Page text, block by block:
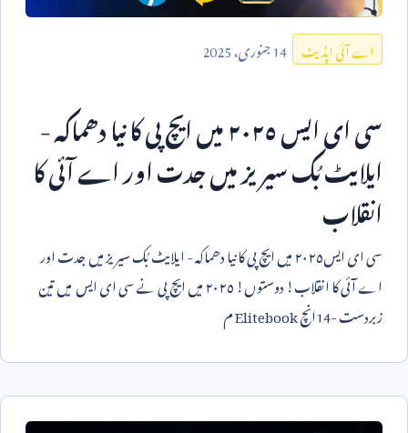
اے آئی اپڈیٹ 14جنوری،2025
سی ای ایس ٢٠٢٥ میں ایچ پی کا نیا دھماکہ -
ایلایٹ بُک سیریز میں جدت اور اے آئی کا
انقلاب
سی ای ایس٢٠٢٥ میں ایچ پی کا نیا دھماکہ - ایلایٹ بُک سیریز میں جدت اور
اے آئی کا انقلاب! دوستوں! ٢٠٢٥ میں ایچ پی نے سی ای ایس میں تین
زبردست14-انچElitebookم